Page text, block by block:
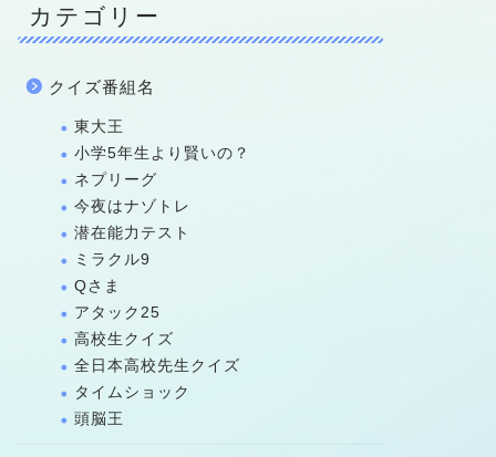
カテゴリー
クイズ番組名
東大王
小学5年生より賢いの？
ネプリーグ
今夜はナゾトレ
潜在能力テスト
ミラクル9
Qさま
アタック25
高校生クイズ
全日本高校先生クイズ
タイムショック
頭脳王